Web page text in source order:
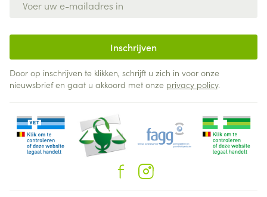
Inschrijven
Door op inschrijven te klikken, schrijft u zich in voor onze
nieuwsbrief en gaat u akkoord met onze privacy policy.